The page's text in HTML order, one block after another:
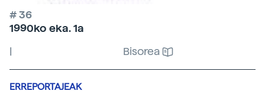
# 36
1990ko eka. 1a
|
Bisorea
ERREPORTAJEAK